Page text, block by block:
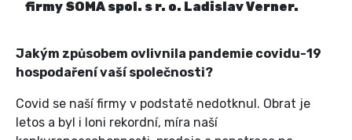
firmy SOMA spol. s r. o. Ladislav Verner.
Jakým způsobem ovlivnila pandemie covidu-19
hospodaření vaší společnosti?
Covid se naší firmy v podstatě nedotknul. Obrat je
letos a byl i loni rekordní, míra naší